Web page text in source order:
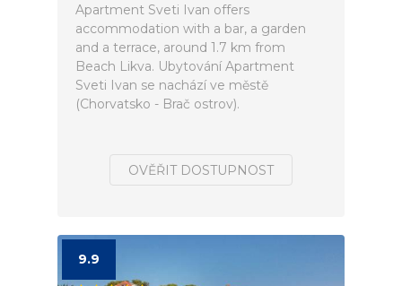
Apartment Sveti Ivan offers
accommodation with a bar, a garden
and a terrace, around 1.7 km from
Beach Likva. Ubytování Apartment
Sveti Ivan se nachází ve městě
(Chorvatsko - Brač ostrov).
OVĚŘIT DOSTUPNOST
9.9